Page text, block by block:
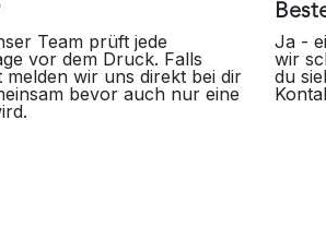
Team prüft jede
vor dem Druck. Falls
melden wir uns direkt bei dir
bevor auch nur eine
Ja -
wir
du